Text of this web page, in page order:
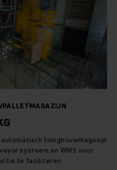
hoogbouwmagazijn
systeem en WMS voor
te faciliteren.